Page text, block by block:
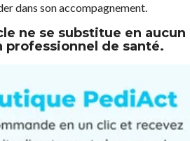
dans son accompagnement.
ne se substitue en
professionnel de santé.